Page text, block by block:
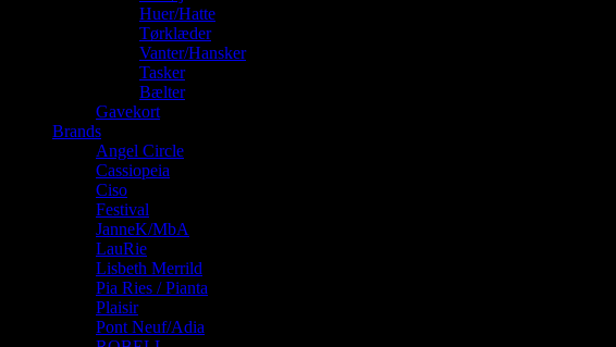
Huer/Hatte
Tørklæder
Vanter/Hansker
Tasker
Bælter
Gavekort
Brands
Angel Circle
Cassiopeia
Ciso
Festival
JanneK/MbA
LauRie
Lisbeth Merrild
Pia Ries / Pianta
Plaisir
Pont Neuf/Adia